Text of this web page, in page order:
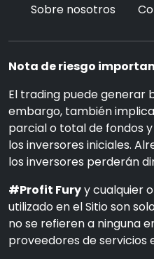
Sobre nosotros
Nota de riesgo
El trading puede generar
embargo, también
parcial o total de fondos
los inversores iniciales.
los inversores perderán
#Profit Furyy cualquier
utilizado en el Sitio son
no se refieren a ninguna
proveedores de servicios